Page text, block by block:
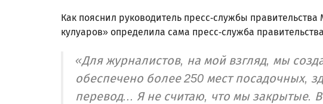
Как пояснил руководитель пресс-службы правительства
кулуаров» определила сама пресс-служба
«Для журналистов, на мой взгляд, мы
обеспечено более 250 мест посадочных,
перевод... Я не считаю, что мы закрытые.